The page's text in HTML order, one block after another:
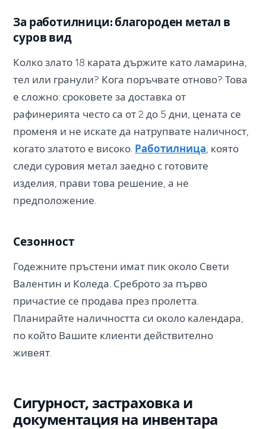
За работилници: благороден метал в
суров вид
Колко злато 18 карата държите като ламарина,
тел или гранули? Кога поръчвате отново? Това
е сложно: сроковете за доставка от
рафинерията често са от 2 до 5 дни, цената се
променя и не искате да натрупвате наличност,
когато златото е високо. Работилница, която
следи суровия метал заедно с готовите
изделия, прави това решение, а не
предположение.
Сезонност
Годежните пръстени имат пик около Свети
Валентин и Коледа. Среброто за първо
причастие се продава през пролетта.
Планирайте наличността си около календара,
по който Вашите клиенти действително
живеят.
Сигурност, застраховка и
документация на инвентара